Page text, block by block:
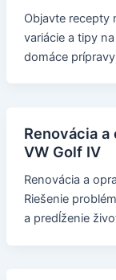
Objavte recepty
variácie a tipy
domáce
Renovácia
VW Golf IV
Renovácia a
Riešenie
a predĺženie